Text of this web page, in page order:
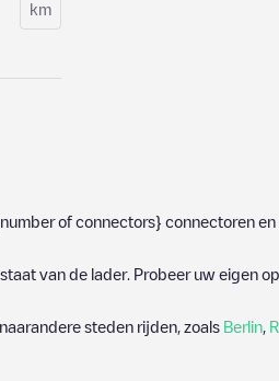
km
of connectors} connectoren
van de lader. Probeer uw eigen
steden rijden, zoals Berlin